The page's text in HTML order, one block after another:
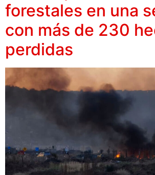
forestales en una
con más de 230
perdidas